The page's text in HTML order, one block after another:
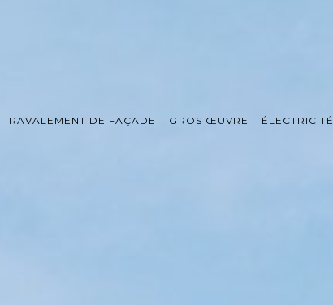
RAVALEMENT DE FAÇADE GROS ŒUVRE ÉLECTRICITÉ